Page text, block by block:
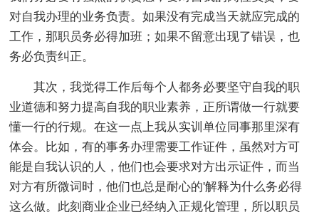
对自我办理的业务负责。如果没有完成当天就应完成的
工作，那职员务必得加班；如果不留意出现了错误，也
务必负责纠正。
其次，我觉得工作后每个人都务必要坚守自我的职
业道德和努力提高自我的职业素养，正所谓做一行就要
懂一行的行规。在这一点上我从实训单位同事那里深有
体会。比如，有的事务办理需要工作证件，虽然对方可
能是自我认识的人，他们也会要求对方出示证件，而当
对方有所微词时，他们也总是耐心的'解释为什么务必得
这么做。此刻商业企业已经纳入正规化管理，所以职员